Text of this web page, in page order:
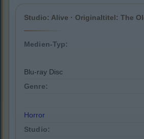
Studio: Alive · Originaltitel: The
Medien-Typ:
Blu-ray Disc
Genre:
Horror
Studio: